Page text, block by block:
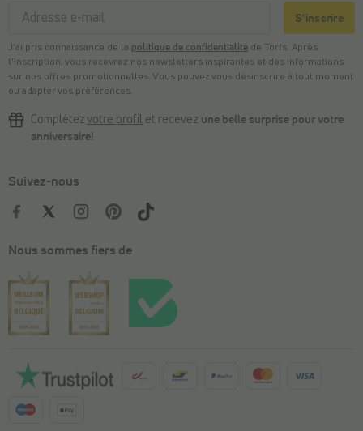
S'inscrire
J’ai pris connaissance de la politique de confidentialité de Torfs. Après
l’inscription, vous recevrez nos newsletters inspirantes et des informations
sur nos offres promotionnelles. Vous pouvez vous désinscrire à tout moment
ou adapter vos préférences.
Complétez votre profil et recevez une belle surprise pour votre
anniversaire!
Suivez-nous
Nous sommes fiers de